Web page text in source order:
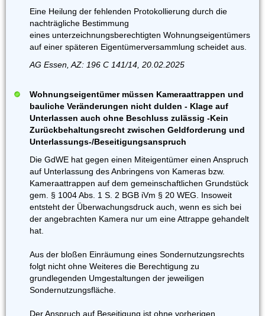
Eine Heilung der fehlenden Protokollierung durch die
nachträgliche Bestimmung
eines unterzeichnungsberechtigten Wohnungseigentümers
auf einer späteren Eigentümerversammlung scheidet aus.
AG Essen, AZ: 196 C 141/14, 20.02.2025
Wohnungseigentümer müssen Kameraattrappen und
bauliche Veränderungen nicht dulden - Klage auf
Unterlassen auch ohne Beschluss zulässig -Kein
Zurückbehaltungsrecht zwischen Geldforderung und
Unterlassungs-/Beseitigungsanspruch
Die GdWE hat gegen einen Miteigentümer einen Anspruch
auf Unterlassung des Anbringens von Kameras bzw.
Kameraattrappen auf dem gemeinschaftlichen Grundstück
gem. § 1004 Abs. 1 S. 2 BGB iVm § 20 WEG. Insoweit
entsteht der Überwachungsdruck auch, wenn es sich bei
der angebrachten Kamera nur um eine Attrappe gehandelt
hat.
Aus der bloßen Einräumung eines Sondernutzungsrechts
folgt nicht ohne Weiteres die Berechtigung zu
grundlegenden Umgestaltungen der jeweiligen
Sondernutzungsfläche.
Der Anspruch auf Beseitigung ist ohne vorherigen